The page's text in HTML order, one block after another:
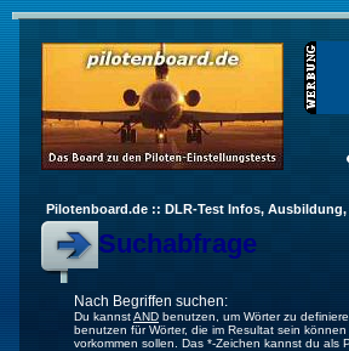
Pilotenboard.de :: DLR-Test Infos,
Suchabfrage
Nach Begriffen suchen:
Du kannstAND benutzen, um Wörter zu
benutzen für Wörter, die im Resultat sein können
vorkommen sollen. Das *-Zeichen kannst du als